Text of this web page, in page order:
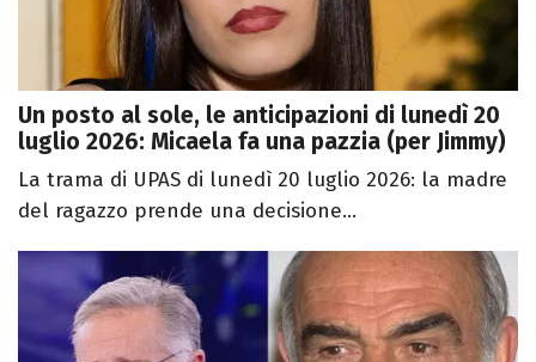
Un posto al sole, le anticipazioni di lunedì 20
luglio 2026: Micaela fa una pazzia (per Jimmy)
La trama di UPAS di lunedì 20 luglio 2026: la madre
del ragazzo prende una decisione...